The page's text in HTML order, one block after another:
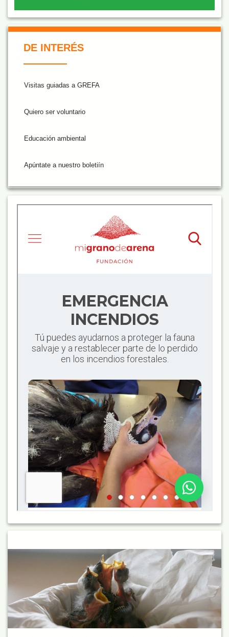
De Interés NARANJA
DE INTERÉS
Visitas guiadas a GREFA
Quiero ser voluntario
Educación ambiental
Apúntate a nuestro boletiín